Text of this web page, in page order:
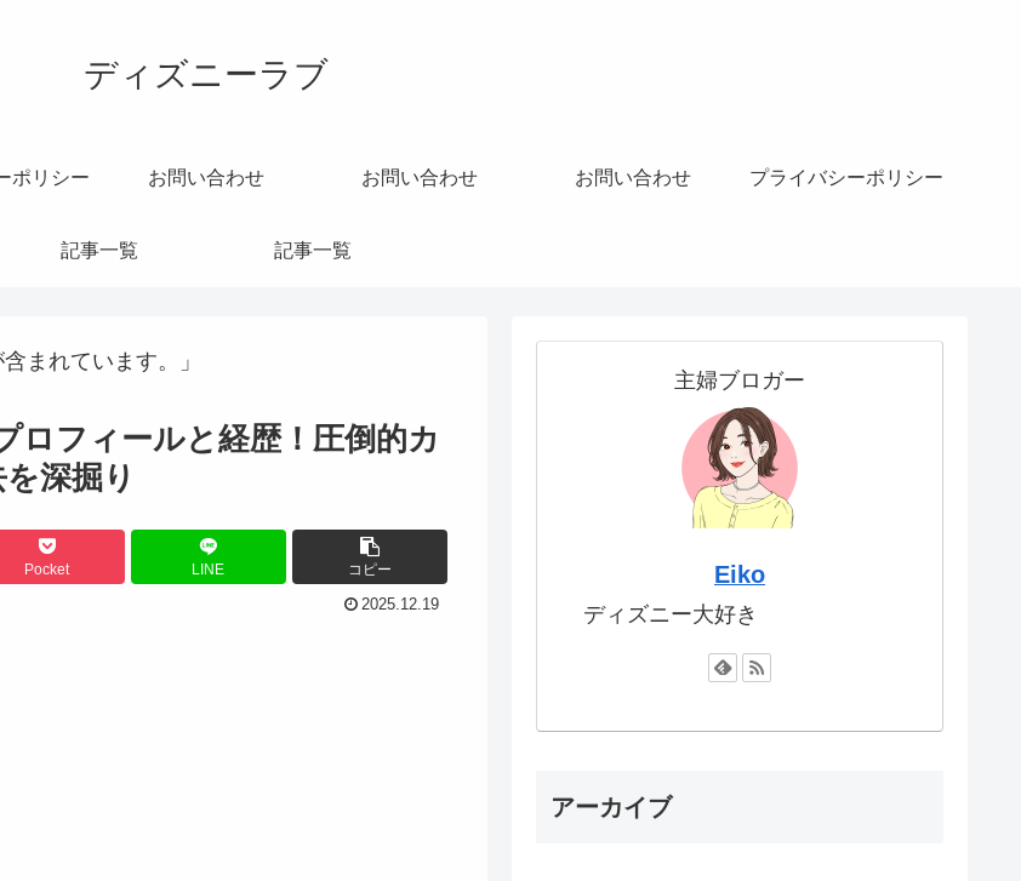
ディズニーラブ
ポリシー お問い合わせ お問い合わせ お問い合わせ プライバシーポリシー
記事一覧 記事一覧
まれています。」
ロフィールと経歴！圧倒的カ
深掘り
Pocket LINE コピー
2025.12.19
主婦ブロガー
Eiko
ディズニー大好き
アーカイブ